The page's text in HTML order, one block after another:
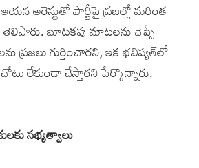
అరెస్టుతో పార్టీపై ప్రజల్లో మరింత
బూటకపు మాటలను చెప్పే
ప్రజలు గుర్తించారని, ఇక భవిష్యత్‌లో
లేకుండా చేస్తారని పేర్కొన్నారు.
సభ్యత్వాలు